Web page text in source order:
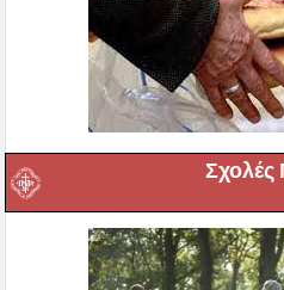
Σχολές